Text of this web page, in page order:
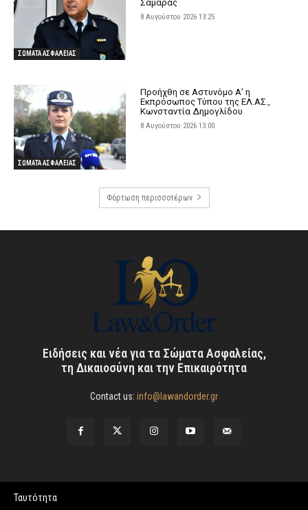
ΣΩΜΑΤΑ ΑΣΦΑΛΕΙΑΣ
Σαμαράς
8 Αυγούστου 2026 13:25
ΣΩΜΑΤΑ ΑΣΦΑΛΕΙΑΣ
Προήχθη σε Αστυνόμο Α’ η
Εκπρόσωπος Τύπου της ΕΛ.ΑΣ.,
Κωνσταντία Δημογλίδου
8 Αυγούστου 2026 13:00
Φόρτωση περισσοτέρων
Ειδήσεις και νέα για τα Σώματα Ασφαλείας,
τη Δικαιοσύνη και την Επικαιρότητα
Contact us: info@lawandorder.gr
Ταυτότητα